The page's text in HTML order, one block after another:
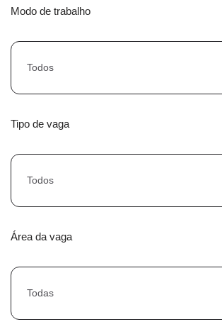
Modo de trabalho
Todos
Tipo de vaga
Todos
Área da vaga
Todas